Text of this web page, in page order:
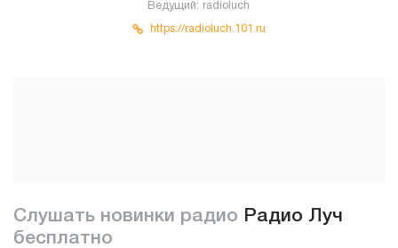
Ведущий: radioluch
https://radioluch.101.ru
Слушать новинки радио Радио Луч
бесплатно